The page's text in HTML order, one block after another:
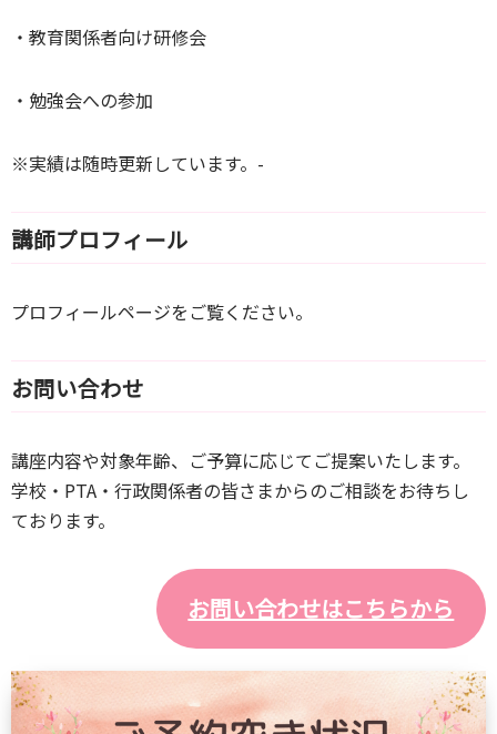
・教育関係者向け研修会
・勉強会への参加
※実績は随時更新しています。-
講師プロフィール
プロフィールページをご覧ください。
お問い合わせ
講座内容や対象年齢、ご予算に応じてご提案いたします。
学校・PTA・行政関係者の皆さまからのご相談をお待ちし
ております。
お問い合わせはこちらから